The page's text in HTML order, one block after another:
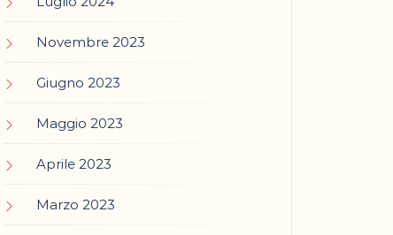
Novembre 2023
Giugno 2023
Maggio 2023
Aprile 2023
Marzo 2023